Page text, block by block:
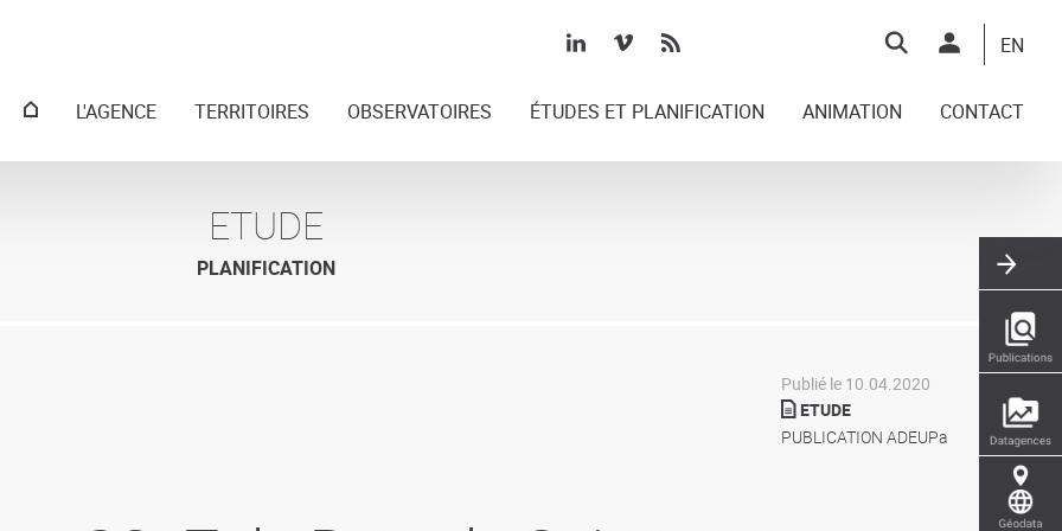
Top
EN
MenuL'AGENCE TERRITOIRES OBSERVATOIRES ÉTUDES ET PLANIFICATION ANIMATION CONTACT
ETUDE
PLANIFICATION
Publié le 10.04.2020
ETUDE
PUBLICATION ADEUPa